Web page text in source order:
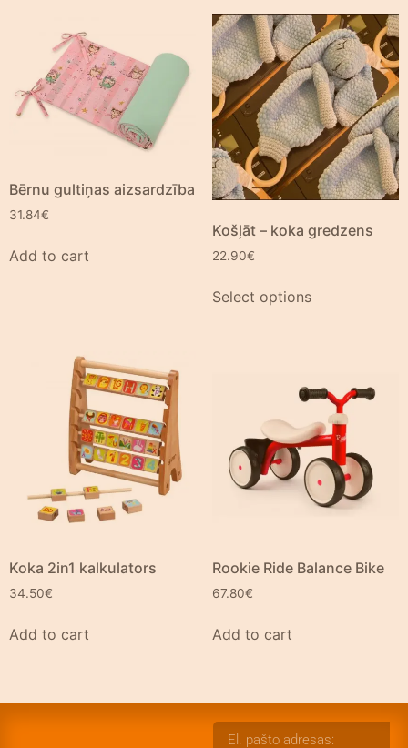
Bērnu gultiņas aizsardzība
31.84€
Add to cart
Košļāt – koka gredzens
22.90€
Select options
Koka 2in1 kalkulators
34.50€
Add to cart
Rookie Ride Balance Bike
67.80€
Add to cart